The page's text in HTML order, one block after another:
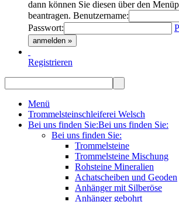
dann können Sie diesen über den
beantragen. Benutzername:
Passwort:
anmelden »
Registrieren
Menü
Trommelsteinschleiferei Welsch
Bei uns finden Sie:Bei uns finden Sie:
Bei uns finden Sie:
Trommelsteine
Trommelsteine Mischung
Rohsteine Mineralien
Achatscheiben und Geoden
Anhänger mit Silberöse
Anhänger gebohrt